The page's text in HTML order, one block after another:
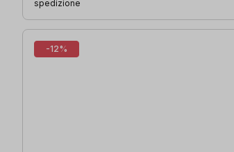
spedizione
-12%